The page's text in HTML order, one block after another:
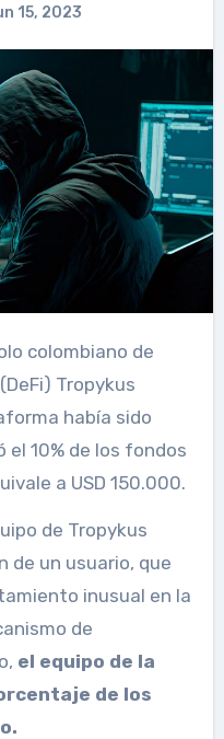
15, 2023
Tropykus
había sido
10% de los fondos
a USD 150.000.
de Tropykus
de un usuario, que
inusual en la
de
el equipo de la
de los